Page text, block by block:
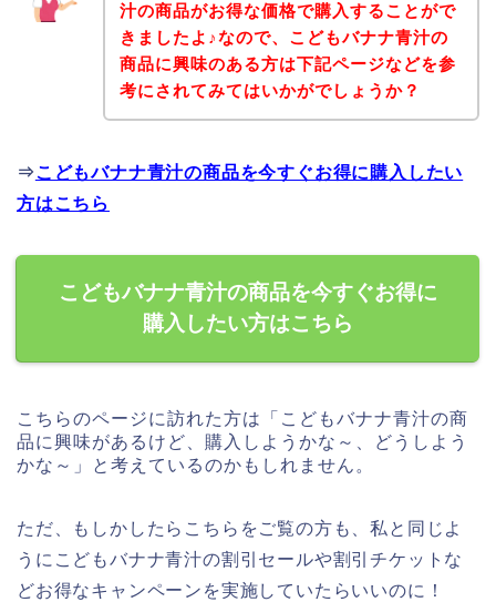
汁の商品がお得な価格で購入することがで
きましたよ♪なので、こどもバナナ青汁の
商品に興味のある方は下記ページなどを参
考にされてみてはいかがでしょうか？
⇒ こどもバナナ青汁の商品を今すぐお得に購入したい
方はこちら
こどもバナナ青汁の商品を今すぐお得に
購入したい方はこちら
こちらのページに訪れた方は「こどもバナナ青汁の商
品に興味があるけど、購入しようかな～、どうしよう
かな～」と考えているのかもしれません。
ただ、もしかしたらこちらをご覧の方も、私と同じよ
うにこどもバナナ青汁の割引セールや割引チケットな
どお得なキャンペーンを実施していたらいいのに！